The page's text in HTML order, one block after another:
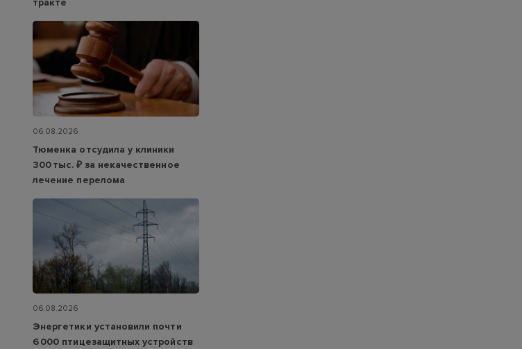
тракте
06.08.2026
Тюменка отсудила у клиники
300 тыс. ₽ за некачественное
лечение перелома
06.08.2026
Энергетики установили почти
6 000 птицезащитных устройств